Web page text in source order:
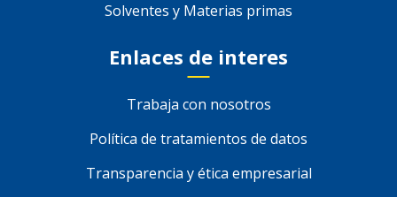
Solventes y Materias primas
Enlaces de interes
Trabaja con nosotros
Política de tratamientos de datos
Transparencia y ética empresarial